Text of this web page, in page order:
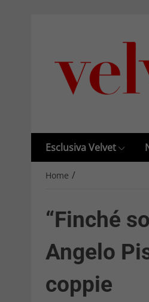
Esclusiva Velvet
Home /
“Finché
Angelo
coppie